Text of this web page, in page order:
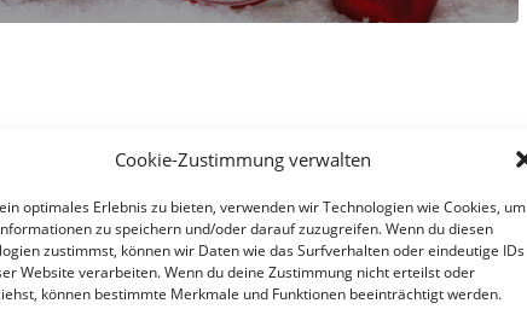
Cookie-Zustimmung verwalten
optimales Erlebnis zu bieten, verwenden wir Technologien wie Cookies, um
zu speichern und/oder darauf zuzugreifen. Wenn du diesen
zustimmst, können wir Daten wie das Surfverhalten oder eindeutige IDs
Website verarbeiten. Wenn du deine Zustimmung nicht erteilst oder
können bestimmte Merkmale und Funktionen beeinträchtigt werden.
Jahr: Unerwartet wie immer steht Weihnachten vor
wir all unseren Mitarbeitern und Patienten eine
erholsam für Sie sein wird. Achten Sie darauf, dass
genießen.